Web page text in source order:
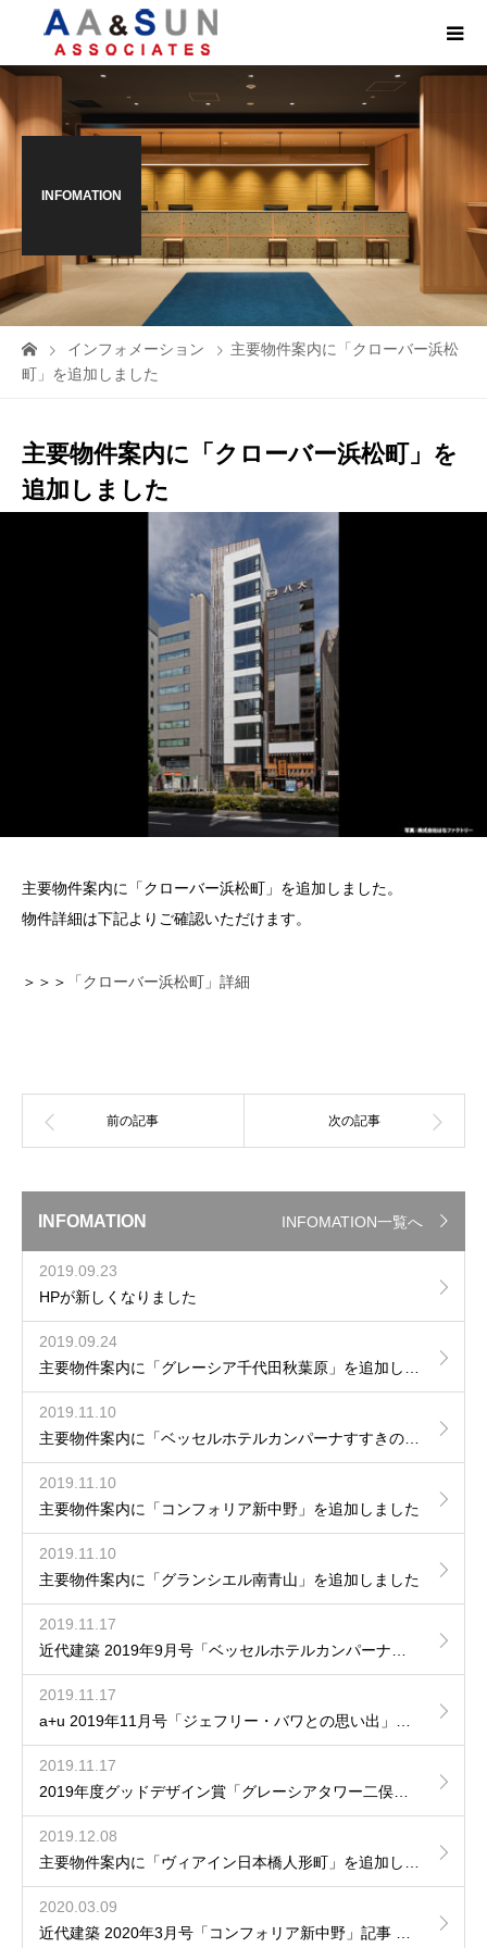
INFOMATION
インフォメーション
主要物件案内に「クローバー浜松
町」を追加しました
主要物件案内に「クローバー浜松町」を
追加しました
主要物件案内に「クローバー浜松町」を追加しました。
物件詳細は下記よりご確認いただけます。
＞＞＞ 「クローバー浜松町」詳細
INFOMATION INFOMATION一覧へ
2019.09.23
HPが新しくなりました
2019.09.24
2019.11.10
2019.11.10
主要物件案内に「コンフォリア新中野」を追加しました
2019.11.10
主要物件案内に「グランシエル南青山」を追加しました
2019.11.17
2019.11.17
2019.11.17
2019.12.08
2020.03.09